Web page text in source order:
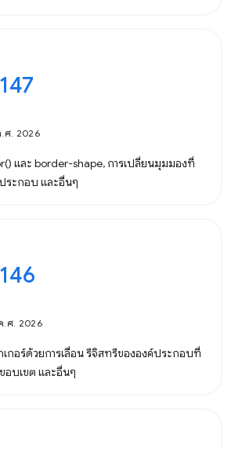
.ศ. 2026
และ border-shape, การเปลี่ยนมุมมองที่
ระกอบ และอื่นๆ
.ศ. 2026
กอร์ด้วยการเลื่อน รีจิสทรีขององค์ประกอบที่
อบเขต และอื่นๆ